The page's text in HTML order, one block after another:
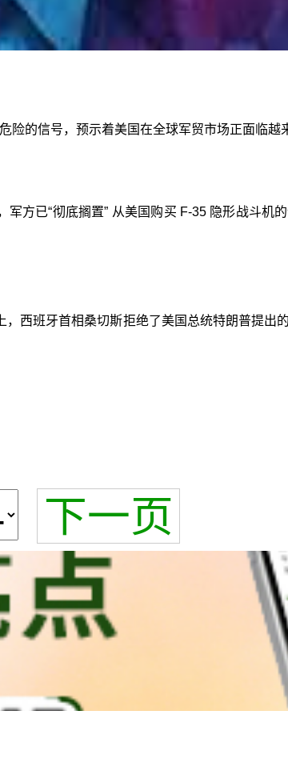
的信号，预示着美国在全球军贸市场正面临越
方已“彻底搁置” 从美国购买 F-35 隐形战斗机
西班牙首相桑切斯拒绝了美国总统特朗普提出
下一页